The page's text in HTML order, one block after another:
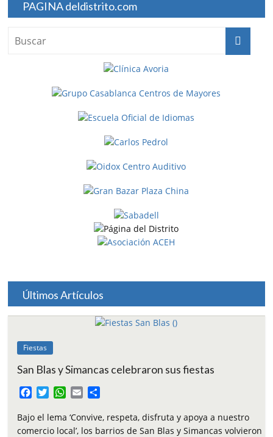
PAGINA deldistrito.com
Últimos Artículos
Fiestas
San Blas y Simancas celebraron sus fiestas
c
e
i
t
W
a
t
a
i
m
p
Bajo el lema ‘Convive, respeta, disfruta y apoya a nuestro
comercio local’, los barrios de San Blas y Simancas volvieron